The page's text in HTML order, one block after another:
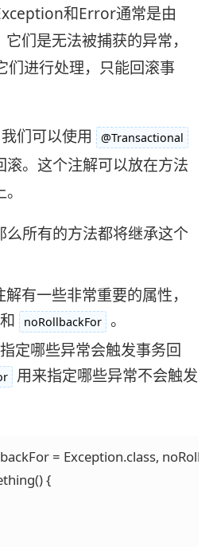
和Error通常是由
们是无法被捕获的异常，
们进行处理，只能回滚事
们可以使用
@Transactional
滚。这个注解可以放在方法
么所有的方法都将继承这个
解有一些非常重要的属性，
和 noRollbackFor 。
定哪些异常会触发事务回
用来指定哪些异常不会触发
= Exception.class,
{